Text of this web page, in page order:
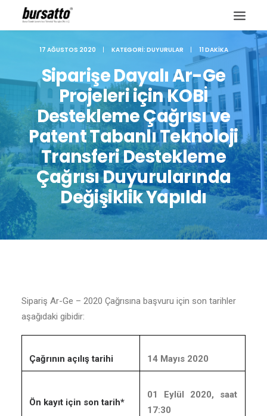
Site içi arama
17 AĞUSTOS 2020 | KATEGORI: DUYURULAR | 11 DAKIKA
Siparişe Dayalı Ar-Ge
Projeleri için KOBİ
Destekleme Çağrısı ve
Patent Tabanlı Teknoloji
Transferi Destekleme
Çağrısı Duyurularında
Değişiklik Yapıldı
Sipariş Ar-Ge – 2020 Çağrısına başvuru için son tarihler
aşağıdaki gibidir:
Çağrının açılış tarihi 14 Mayıs 2020
Ön kayıt için son tarih*
01 Eylül 2020, saat
17:30